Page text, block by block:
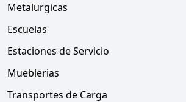
Metalurgicas
Escuelas
Estaciones de Servicio
Mueblerias
Transportes de Carga